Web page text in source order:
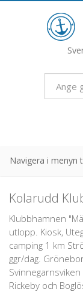
Navigera i menyn
Kolarudd
Klubbhamnen
utlopp. Kiosk,
camping 1 km
ggr/dag.
Rickeby och